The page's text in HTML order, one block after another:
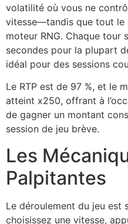
volatilité où vous ne
vitesse—tandis que tout le
moteur RNG. Chaque tour
secondes pour la plupart
idéal pour des sessions
Le RTP est de 97 %, et le
atteint x250, offrant à
de gagner un montant
session de jeu brève.
Les
Palpitantes
Le déroulement du jeu est
choisissez une vitesse,